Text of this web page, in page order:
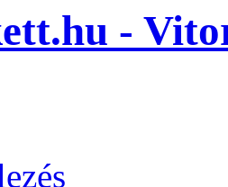
-